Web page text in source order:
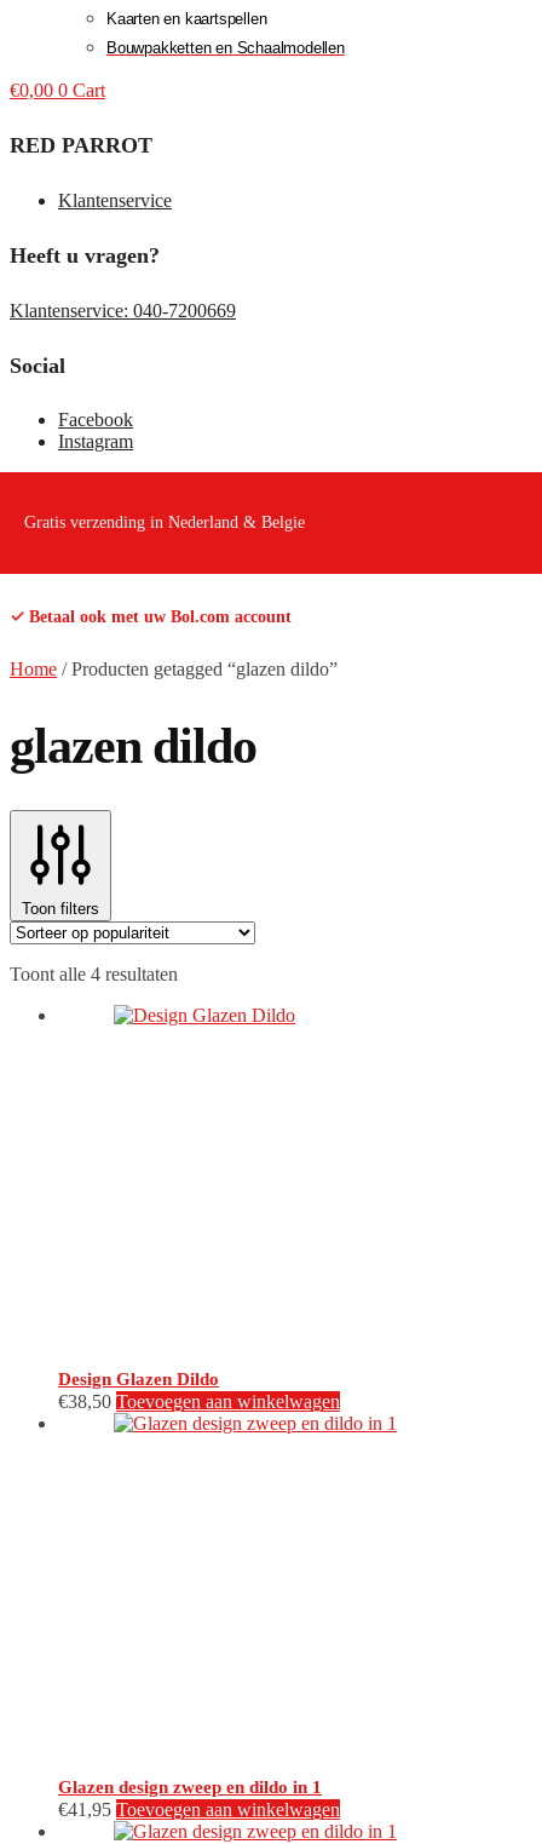
Kaarten en kaartspellen
Bouwpakketten en Schaalmodellen
€0,00 0 Cart
RED PARROT
Klantenservice
Heeft u vragen?
Klantenservice: 040-7200669
Social
Facebook
Instagram
Gratis verzending in Nederland & Belgie
✓ Betaal ook met uw Bol.com account
Home /Producten getagged “glazen dildo”
glazen dildo
Toon filters
Toont alle 4 resultaten
populariteit
Design Glazen Dildo
€38,50 Toevoegen aan winkelwagen
Glazen design zweep en dildo in 1
€41,95 Toevoegen aan winkelwagen